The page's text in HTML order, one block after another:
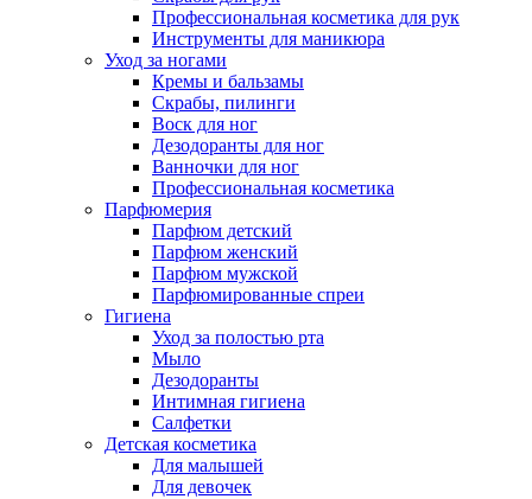
Профессиональная косметика для рук
Инструменты для маникюра
Уход за ногами
Кремы и бальзамы
Скрабы, пилинги
Воск для ног
Дезодоранты для ног
Ванночки для ног
Профессиональная косметика
Парфюмерия
Парфюм детский
Парфюм женский
Парфюм мужской
Парфюмированные спреи
Гигиена
Уход за полостью рта
Мыло
Дезодоранты
Интимная гигиена
Салфетки
Детская косметика
Для малышей
Для девочек